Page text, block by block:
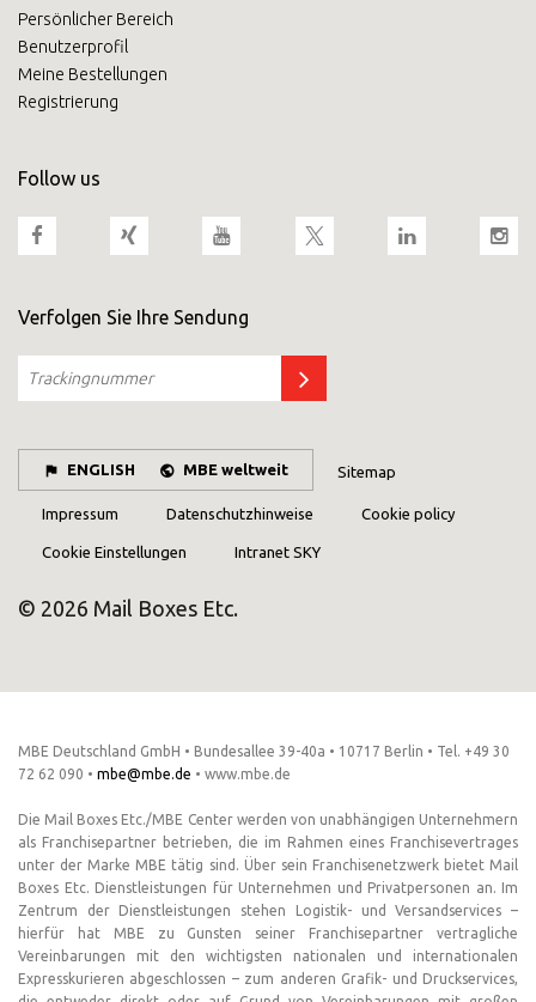
Persönlicher Bereich
Benutzerprofil
Meine Bestellungen
Registrierung
Follow us
Verfolgen Sie Ihre Sendung
ENGLISH MBE weltweit Sitemap
Impressum Datenschutzhinweise Cookie policy
Cookie Einstellungen Intranet SKY
© 2026 Mail Boxes Etc.
MBE Deutschland GmbH • Bundesallee 39-40a • 10717 Berlin • Tel. +49 30
72 62 090 • mbe@mbe.de • www.mbe.de
Die Mail Boxes Etc./MBE Center werden von unabhängigen Unternehmern
als Franchisepartner betrieben, die im Rahmen eines Franchisevertrages
unter der Marke MBE tätig sind. Über sein Franchisenetzwerk bietet Mail
Boxes Etc. Dienstleistungen für Unternehmen und Privatpersonen an. Im
Zentrum der Dienstleistungen stehen Logistik- und Versandservices –
hierfür hat MBE zu Gunsten seiner Franchisepartner vertragliche
Vereinbarungen mit den wichtigsten nationalen und internationalen
Expresskurieren abgeschlossen – zum anderen Grafik- und Druckservices,